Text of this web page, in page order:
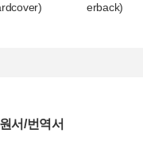
erback)
서/번역서